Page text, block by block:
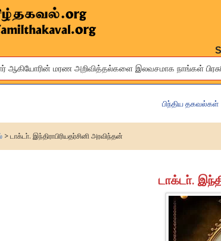
ஆகியோரின் மரண அறிவித்தல்களை இலவசமாக நாங்கள்
service to announce the obituaries of your relatives
பிந்திய தகவல்கள்
> டாக்டா். இந்திராபிரியதர்சினி அரவிந்தன்
டாக்டா்.